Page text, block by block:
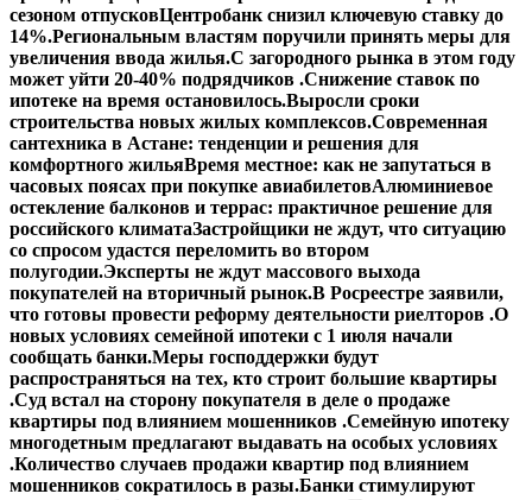
сезоном отпусковЦентробанк снизил ключевую ставку до
14%.Региональным властям поручили принять меры для
увеличения ввода жилья.С загородного рынка в этом году
может уйти 20-40% подрядчиков .Снижение ставок по
ипотеке на время остановилось.Выросли сроки
строительства новых жилых комплексов.Современная
сантехника в Астане: тенденции и решения для
комфортного жильяВремя местное: как не запутаться в
часовых поясах при покупке авиабилетовАлюминиевое
остекление балконов и террас: практичное решение для
российского климатаЗастройщики не ждут, что ситуацию
со спросом удастся переломить во втором
полугодии.Эксперты не ждут массового выхода
покупателей на вторичный рынок.В Росреестре заявили,
что готовы провести реформу деятельности риелторов .О
новых условиях семейной ипотеки с 1 июля начали
сообщать банки.Меры господдержки будут
распространяться на тех, кто строит большие квартиры
.Суд встал на сторону покупателя в деле о продаже
квартиры под влиянием мошенников .Семейную ипотеку
многодетным предлагают выдавать на особых условиях
.Количество случаев продажи квартир под влиянием
мошенников сократилось в разы.Банки стимулируют